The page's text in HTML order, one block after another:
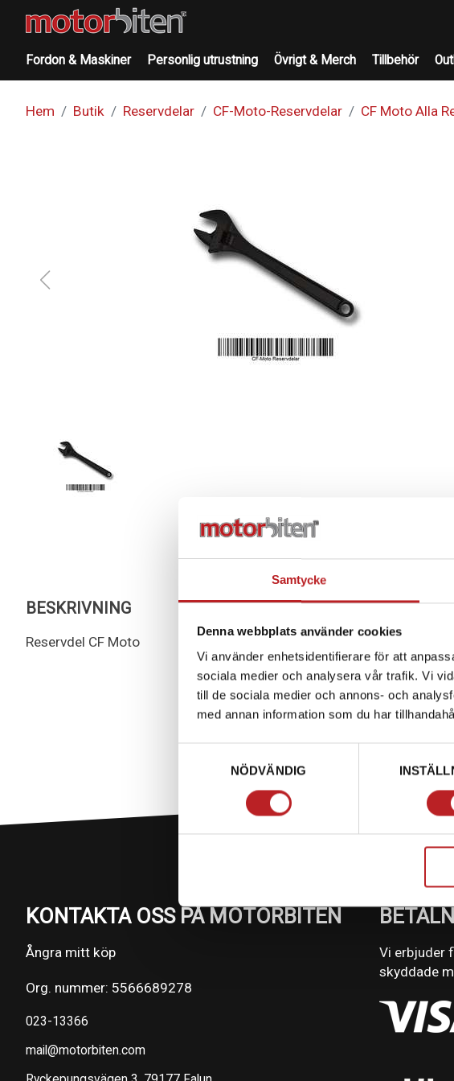
Samtycke
Denna webbplats använder cookies
Vi använder enhetsidentifierare för att
sociala medier och analysera vår trafik. Vi
till de sociala medier och annons- och
med annan information som du har
NÖDVÄNDIG
Fordon & Maskiner Personlig utrustning Övrigt & Merch Tillbehör
Hem Butik Reservdelar CF-Moto-Reservdelar CF Moto Alla
BESKRIVNING
Reservdel CF Moto
KONTAKTA OSS PÅ MOTORBITEN
Ångra mitt köp
Org. nummer: 5566689278
023-13366
mail@motorbiten.com
Vi erbjuder
skyddade